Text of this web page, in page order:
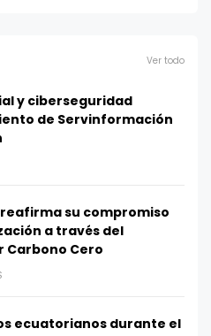
Ver todo
y ciberseguridad
de Servinformación
su compromiso
a través del
Carbono Cero
ecuatorianos durante el